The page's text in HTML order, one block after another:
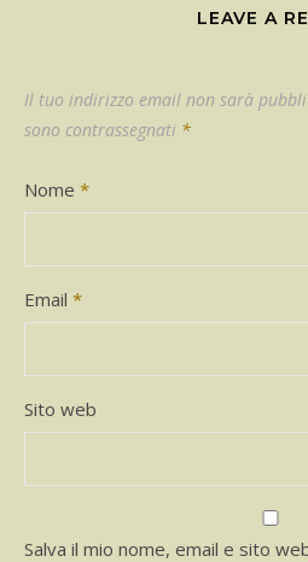
LEAVE A
Il tuo indirizzo email non sarà
sono contrassegnati *
Nome *
Email *
Sito web
Salva il mio nome, email e sito